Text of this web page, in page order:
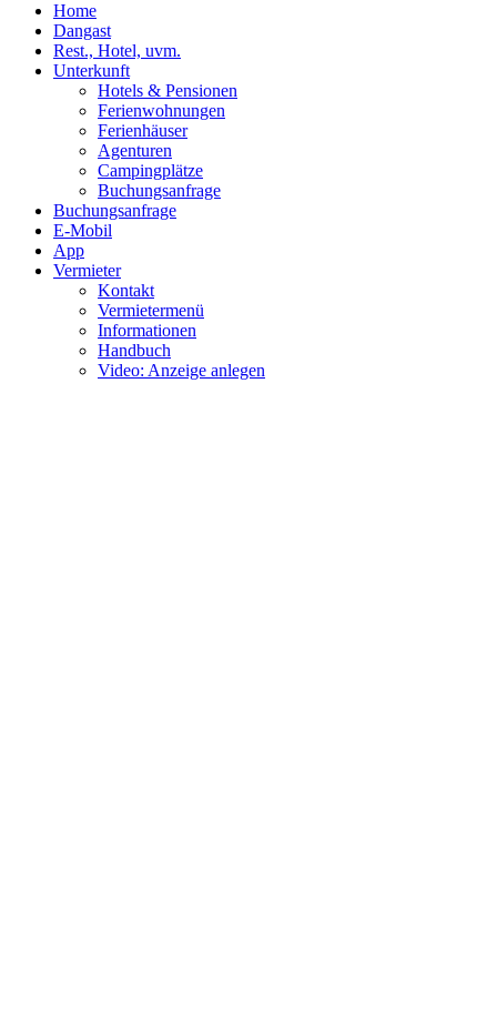
Home
Dangast
Rest., Hotel, uvm.
Unterkunft
Hotels & Pensionen
Ferienwohnungen
Ferienhäuser
Agenturen
Campingplätze
Buchungsanfrage
Buchungsanfrage
E-Mobil
App
Vermieter
Kontakt
Vermietermenü
Informationen
Handbuch
Video: Anzeige anlegen